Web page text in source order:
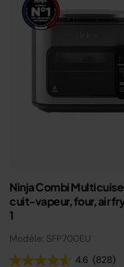
Ninja Combi
cuit-vapeur, four, air
1
Modèle: SFP700EU
4.6 (828)